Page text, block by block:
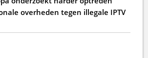
overheden tegen illegale IPTV